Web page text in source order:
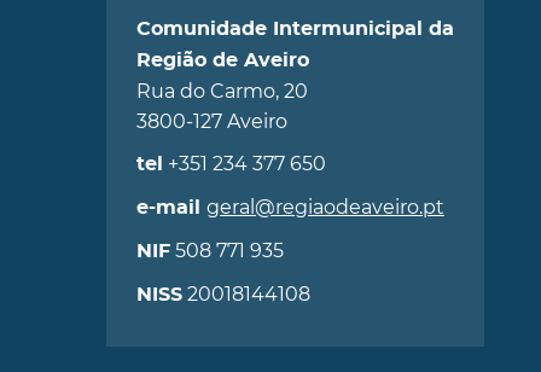
Comunidade Intermunicipal da
Região de Aveiro
Rua do Carmo, 20
3800-127 Aveiro
tel +351 234 377 650
e-mail geral@regiaodeaveiro.pt
NIF508 771 935
NISS20018144108